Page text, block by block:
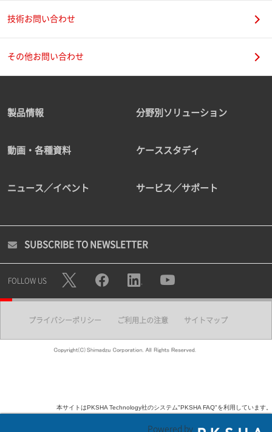
技術お問い合わせ
その他お問い合わせ
製品情報 分野別ソリューション
動画・各種資料 ケーススタディ
ニュース／イベント サービス／サポート
SUBSCRIBE TO NEWSLETTER
FOLLOW US
プライバシーポリシー ご利用上の注意 サイトマップ
本サイトはPKSHA Technology社のシステム"PKSHA FAQ"を利用しています。
Powered by